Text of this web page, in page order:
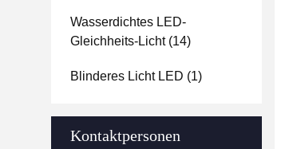
Wasserdichtes LED-
Gleichheits-Licht(14)
Blinderes Licht LED (1)
Kontaktpersonen